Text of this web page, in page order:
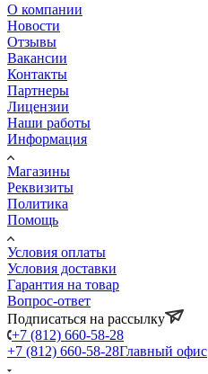
О компании
Новости
Отзывы
Вакансии
Контакты
Партнеры
Лицензии
Наши работы
Информация
Магазины
Реквизиты
Политика
Помощь
Условия оплаты
Условия доставки
Гарантия на товар
Вопрос-ответ
Подписаться на рассылку
+7 (812) 660-58-28
+7 (812) 660-58-28Главный офис